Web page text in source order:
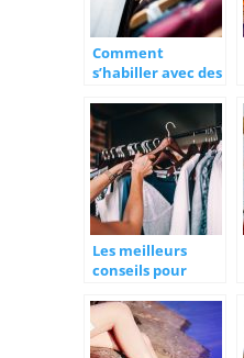
Comment
s’habiller avec des
Les meilleurs
conseils pour
dressing en un
temps record !